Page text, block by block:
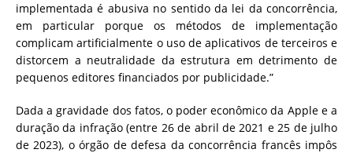
implementada é abusiva no sentido da lei da concorrência,
em particular porque os métodos de implementação
complicam artificialmente o uso de aplicativos de terceiros e
distorcem a neutralidade da estrutura em detrimento de
pequenos editores financiados por publicidade.”
Dada a gravidade dos fatos, o poder econômico da Apple e a
duração da infração (entre 26 de abril de 2021 e 25 de julho
de 2023), o órgão de defesa da concorrência francês impôs